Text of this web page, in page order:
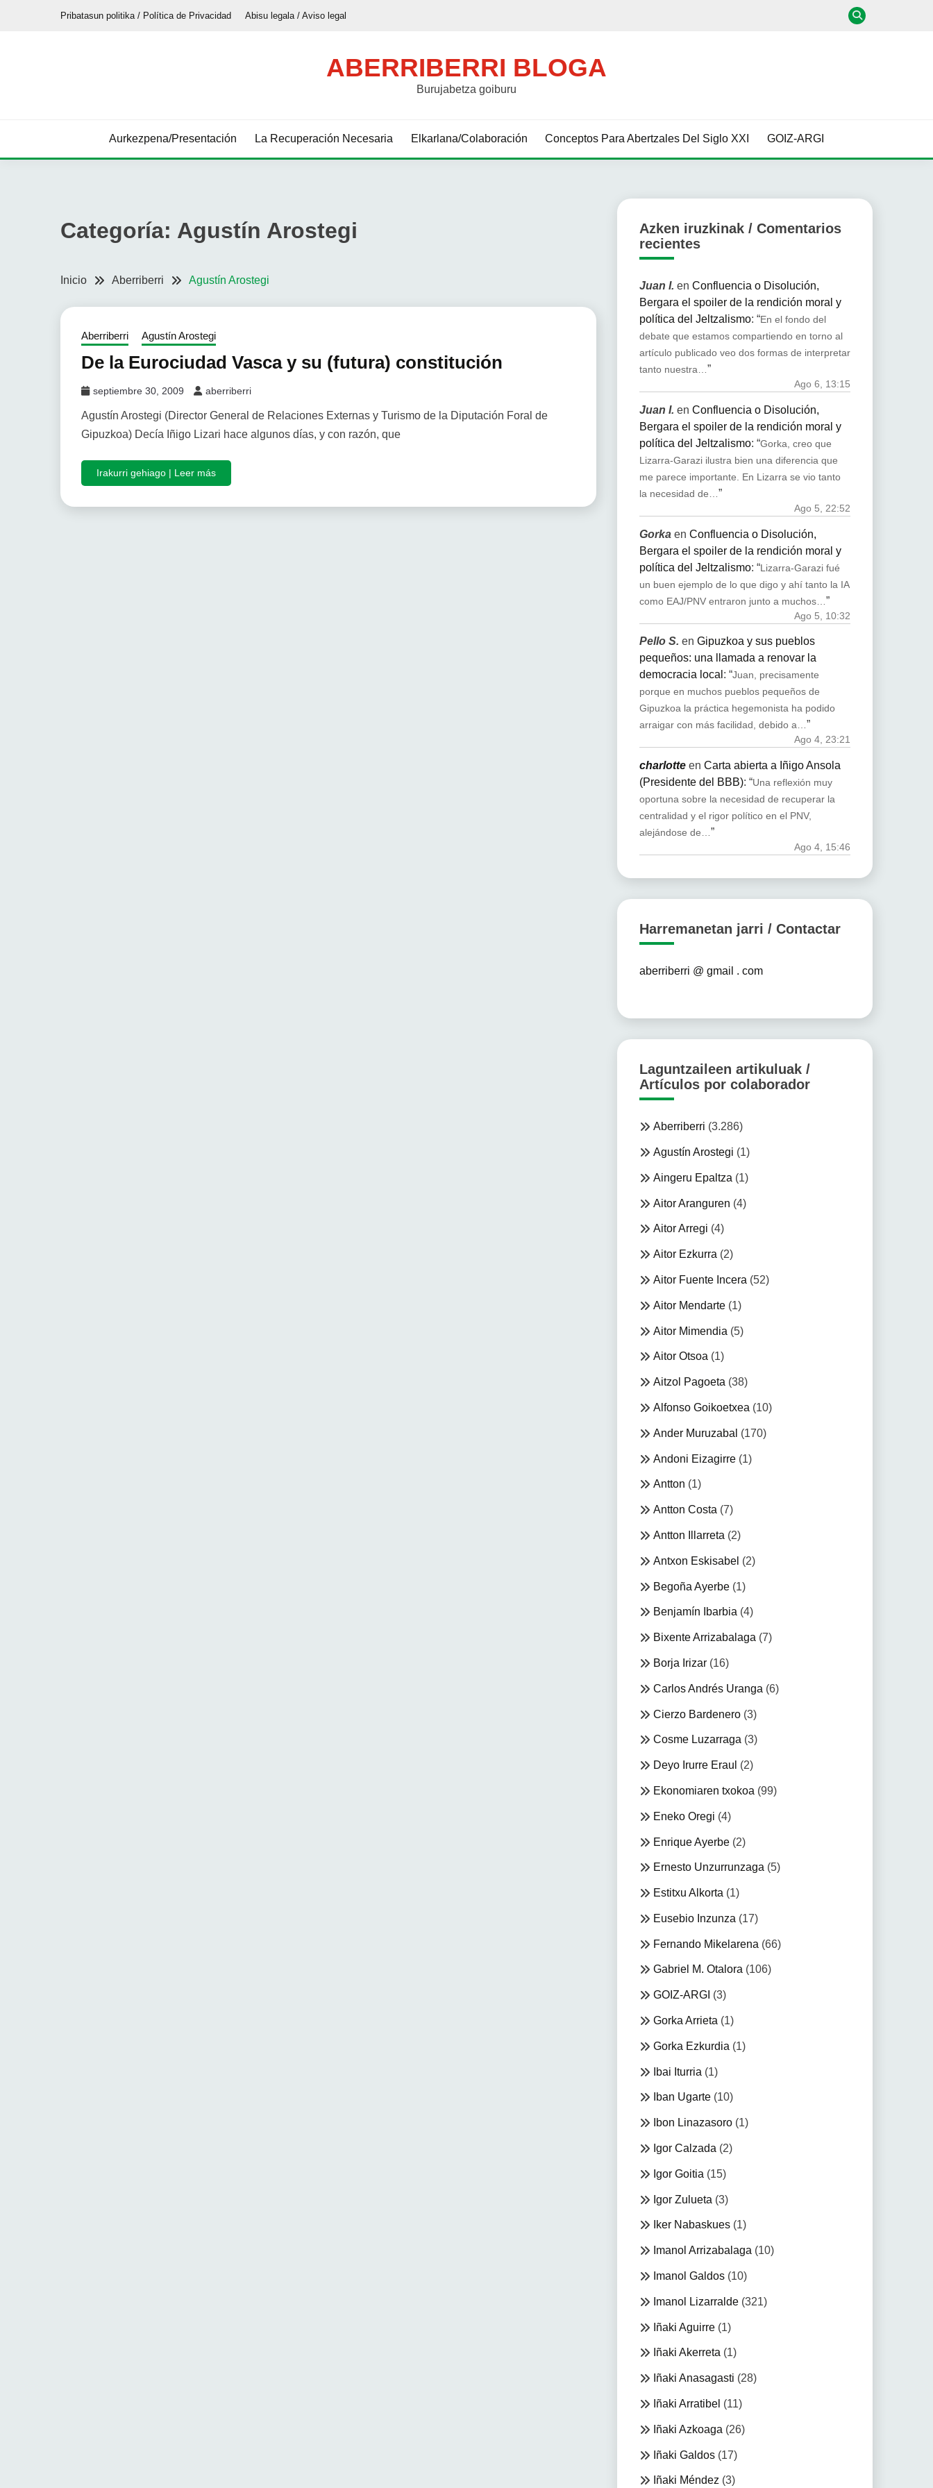
Pribatasun politika / Política de Privacidad Abisu legala / Aviso legal
ABERRIBERRI BLOGA
Burujabetza goiburu
Aurkezpena/Presentación La Recuperación Necesaria Elkarlana/Colaboración Conceptos Para Abertzales Del Siglo XXI GOIZ-ARGI
Categoría: Agustín Arostegi
Inicio Aberriberri Agustín Arostegi
Aberriberri Agustín Arostegi
De la Eurociudad Vasca y su (futura) constitución
septiembre 30, 2009 aberriberri
Agustín Arostegi (Director General de Relaciones Externas y Turismo de la Diputación Foral de
Gipuzkoa) Decía Iñigo Lizari hace algunos días, y con razón, que
Irakurri gehiago | Leer más
Azken iruzkinak / Comentarios
recientes
Juan I. en Confluencia o Disolución,
Bergara el spoiler de la rendición moral y
política del Jeltzalismo: “En el fondo del
debate que estamos compartiendo en torno al
artículo publicado veo dos formas de interpretar
tanto nuestra…”
Ago 6, 13:15
Juan I. en Confluencia o Disolución,
Bergara el spoiler de la rendición moral y
política del Jeltzalismo: “Gorka, creo que
Lizarra-Garazi ilustra bien una diferencia que
me parece importante. En Lizarra se vio tanto
la necesidad de… ”
Ago 5, 22:52
Gorkaen Confluencia o Disolución,
Bergara el spoiler de la rendición moral y
política del Jeltzalismo: “Lizarra-Garazi fué
un buen ejemplo de lo que digo y ahí tanto la IA
como EAJ/PNV entraron junto a muchos… ”
Ago 5, 10:32
Pello S. en Gipuzkoa y sus pueblos
pequeños: una llamada a renovar la
democracia local : “Juan, precisamente
porque en muchos pueblos pequeños de
Gipuzkoa la práctica hegemonista ha podido
arraigar con más facilidad, debido a…”
Ago 4, 23:21
charlotteen Carta abierta a Iñigo Ansola
(Presidente del BBB): “Una reflexión muy
oportuna sobre la necesidad de recuperar la
centralidad y el rigor político en el PNV,
alejándose de…”
Ago 4, 15:46
Harremanetan jarri / Contactar
aberriberri @ gmail . com
Laguntzaileen artikuluak /
Artículos por colaborador
Aberriberri (3.286)
Agustín Arostegi (1)
Aingeru Epaltza (1)
Aitor Aranguren (4)
Aitor Arregi (4)
Aitor Ezkurra (2)
Aitor Fuente Incera (52)
Aitor Mendarte(1)
Aitor Mimendia (5)
Aitor Otsoa (1)
Aitzol Pagoeta (38)
Alfonso Goikoetxea (10)
Ander Muruzabal (170)
Andoni Eizagirre(1)
Antton (1)
Antton Costa (7)
Antton Illarreta (2)
Antxon Eskisabel (2)
Begoña Ayerbe(1)
Benjamín Ibarbia (4)
Bixente Arrizabalaga (7)
Borja Irizar(16)
Carlos Andrés Uranga (6)
Cierzo Bardenero(3)
Cosme Luzarraga (3)
Deyo Irurre Eraul (2)
Ekonomiaren txokoa (99)
Eneko Oregi (4)
Enrique Ayerbe(2)
Ernesto Unzurrunzaga (5)
Estitxu Alkorta (1)
Eusebio Inzunza (17)
Fernando Mikelarena (66)
Gabriel M. Otalora(106)
GOIZ-ARGI (3)
Gorka Arrieta (1)
Gorka Ezkurdia (1)
Ibai Iturria (1)
Iban Ugarte(10)
Ibon Linazasoro(1)
Igor Calzada (2)
Igor Goitia (15)
Igor Zulueta (3)
Iker Nabaskues(1)
Imanol Arrizabalaga (10)
Imanol Galdos(10)
Imanol Lizarralde(321)
Iñaki Aguirre(1)
Iñaki Akerreta(1)
Iñaki Anasagasti (28)
Iñaki Arratibel (11)
Iñaki Azkoaga (26)
Iñaki Galdos(17)
Iñaki Méndez(3)